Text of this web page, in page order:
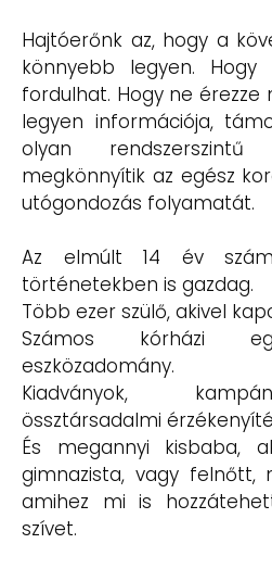
Hajtóerőnk az, hogy a
könnyebb legyen.
fordulhat. Hogy ne érezze
legyen információja,
olyan rendszerszintű
megkönnyítik az egész
utógondozás folyamatát.
Az elmúlt 14 év
történetekben is gazdag.
Több ezer szülő, akivel
Számos kórházi
eszközadomány.
Kiadványok,
össztársadalmi
És megannyi kisbaba,
gimnazista, vagy felnőtt,
amihez mi is
szívet.